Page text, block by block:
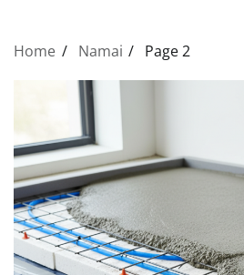
Home Namai Page 2